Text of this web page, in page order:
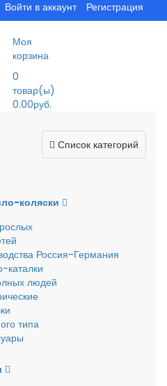
Войти в аккаунт Регистрация
Моя
корзина
0
товар(ы)
0.00руб.
Список категорий
коляски
Россия-Германия
каталки
людей
типа